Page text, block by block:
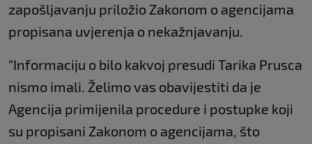
zapošljavanju priložio Zakonom o agencijama
propisana uvjerenja o nekažnjavanju.
“Informaciju o bilo kakvoj presudi Tarika Prusca
nismo imali. Želimo vas obavijestiti da je
Agencija primijenila procedure i postupke koji
su propisani Zakonom o agencijama, što